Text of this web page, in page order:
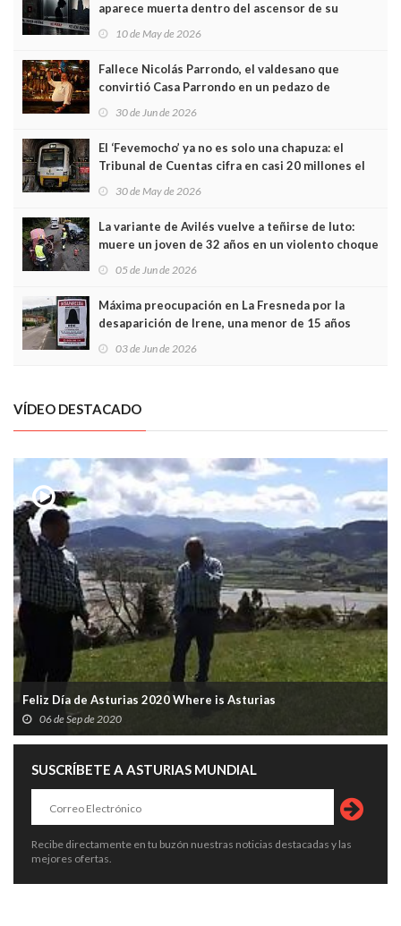
aparece muerta dentro del ascensor de su
edificio y las cámaras captan sus últimos minutos
10 de May de 2026
Fallece Nicolás Parrondo, el valdesano que
convirtió Casa Parrondo en un pedazo de
Asturias en Madrid
30 de Jun de 2026
El ‘Fevemocho’ ya no es solo una chapuza: el
Tribunal de Cuentas cifra en casi 20 millones el
sobrecoste de los trenes que no cabían por los
30 de May de 2026
La variante de Avilés vuelve a teñirse de luto:
muere un joven de 32 años en un violento choque
frontal
05 de Jun de 2026
Máxima preocupación en La Fresneda por la
desaparición de Irene, una menor de 15 años
03 de Jun de 2026
VÍDEO DESTACADO
Feliz Día de Asturias 2020 Where is Asturias
06 de Sep de 2020
SUSCRÍBETE A ASTURIAS MUNDIAL
Recibe directamente en tu buzón nuestras noticias destacadas y las
mejores ofertas.